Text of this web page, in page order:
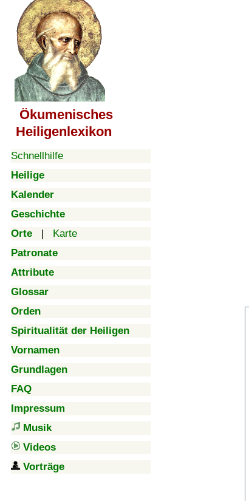
Ökumenisches
Heiligenlexikon
Schnellhilfe
Heilige
Kalender
Geschichte
Orte | Karte
Patronate
Attribute
Glossar
Orden
Spiritualität der Heiligen
Vornamen
Grundlagen
FAQ
Impressum
Musik
Videos
Vorträge